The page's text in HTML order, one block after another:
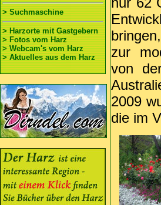
> Suchmaschine
> Harzorte mit Gastgebern
> Fotos vom Harz
> Webcam's vom Harz
> Aktuelles aus dem Harz
zur
von
2009
die im